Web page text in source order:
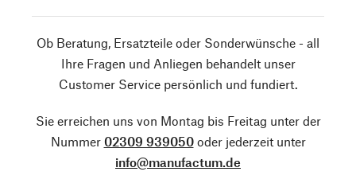
Ob Beratung, Ersatzteile oder Sonderwünsche - all
Ihre Fragen und Anliegen behandelt unser
Customer Service persönlich und fundiert.
Sie erreichen uns von Montag bis Freitag unter der
Nummer 02309 939050oder jederzeit unter
info@manufactum.de